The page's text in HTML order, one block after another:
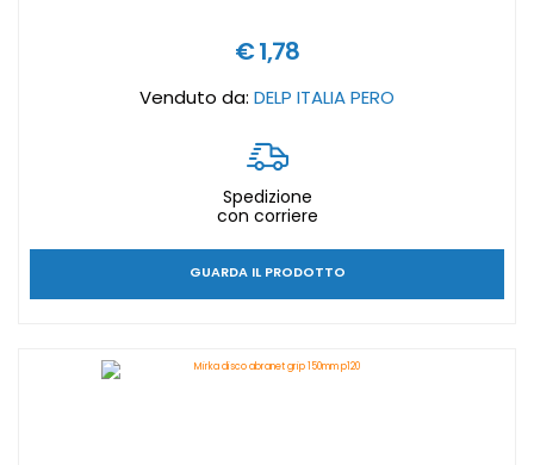
€ 1,78
Venduto da: DELP ITALIA PERO
Spedizione
con corriere
GUARDA IL PRODOTTO